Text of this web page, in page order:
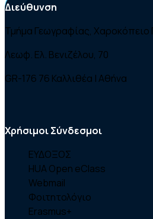
Διεύθυνση
Τμήμα Γεωγραφίας, Χαροκόπειο
Λεωφ. Ελ. Βενιζέλου, 70
GR-176 76 Καλλιθέα | Αθήνα
Χρήσιμοι Σύνδεσμοι
ΕΥΔΟΞΟΣ
HUA Open eClass
Webmail
Φοιτητολόγιο
Erasmus+